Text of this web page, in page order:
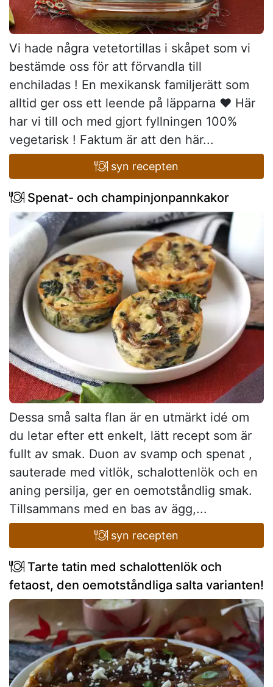
Vi hade några vetetortillas i skåpet som vi
bestämde oss för att förvandla till
enchiladas ! En mexikansk familjerätt som
alltid ger oss ett leende på läpparna ♥ Här
har vi till och med gjort fyllningen 100%
vegetarisk ! Faktum är att den här...
syn recepten
Spenat- och champinjonpannkakor
Dessa små salta flan är en utmärkt idé om
du letar efter ett enkelt, lätt recept som är
fullt av smak. Duon av svamp och spenat ,
sauterade med vitlök, schalottenlök och en
aning persilja, ger en oemotståndlig smak.
Tillsammans med en bas av ägg,...
syn recepten
Tarte tatin med schalottenlök och
fetaost, den oemotståndliga salta varianten!